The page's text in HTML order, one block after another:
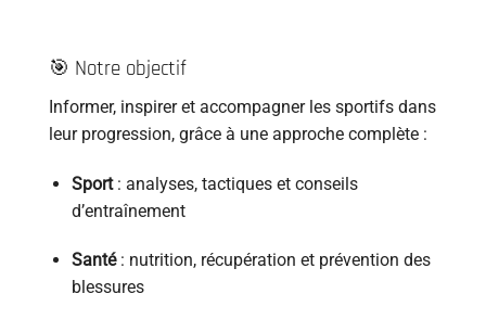
🎯 Notre objectif
Informer, inspirer et accompagner les sportifs dans
leur progression, grâce à une approche complète :
Sport: analyses, tactiques et conseils
d’entraînement
Santé: nutrition, récupération et prévention des
blessures